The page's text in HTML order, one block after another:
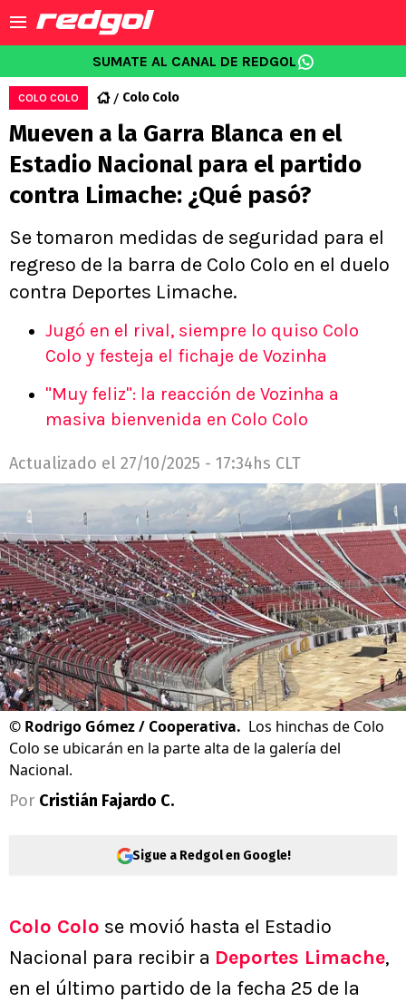
SUMATE AL CANAL DE REDGOL
COLO COLO Colo Colo
Mueven a la Garra Blanca en el
Estadio Nacional para el partido
contra Limache: ¿Qué pasó?
Se tomaron medidas de seguridad para el
regreso de la barra de Colo Colo en el duelo
contra Deportes Limache.
Jugó en el rival, siempre lo quiso Colo
Colo y festeja el fichaje de Vozinha
"Muy feliz": la reacción de Vozinha a
masiva bienvenida en Colo Colo
Actualizado el 27/10/2025 - 17:34hs CLT
© Rodrigo Gómez / Cooperativa. Los hinchas de Colo
Colo se ubicarán en la parte alta de la galería del
Nacional.
Por Cristián Fajardo C.
Sigue a Redgol en Google!
Colo Colo se movió hasta el Estadio
Nacional para recibir a Deportes Limache,
en el último partido de la fecha 25 de la